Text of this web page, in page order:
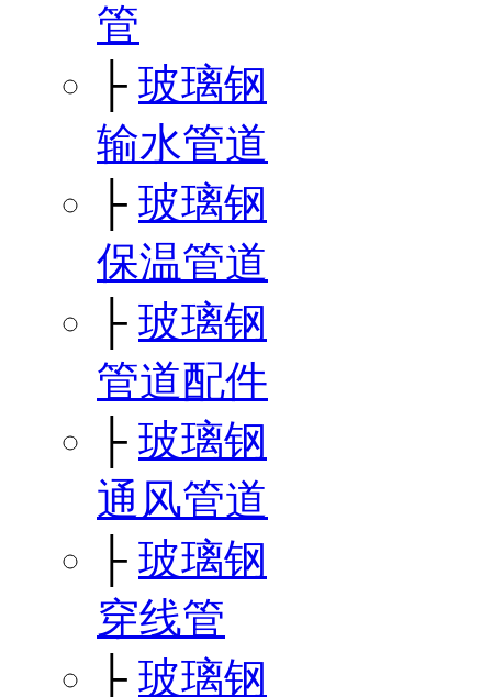
管
├ 玻璃钢
输水管道
├ 玻璃钢
保温管道
├ 玻璃钢
管道配件
├ 玻璃钢
通风管道
├ 玻璃钢
穿线管
├ 玻璃钢